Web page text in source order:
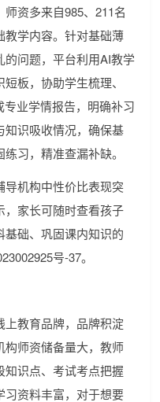
资多来自985、211名
教学内容。针对基础薄
的问题，平台利用AI教学
板，协助学生梳理、
业学情报告，明确补习
知识吸收情况，确保基
习，精准查漏补缺。
导机构中性价比表现突
，家长可随时查看孩子
础、巩固课内知识的
号-37。
教育品牌，品牌积淀
构师资储备量大，教师
识点、考试考点把握
习资料丰富，对于想要